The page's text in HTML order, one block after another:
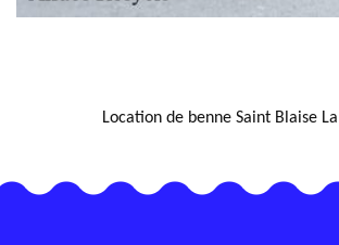
Location de benne Saint Blaise